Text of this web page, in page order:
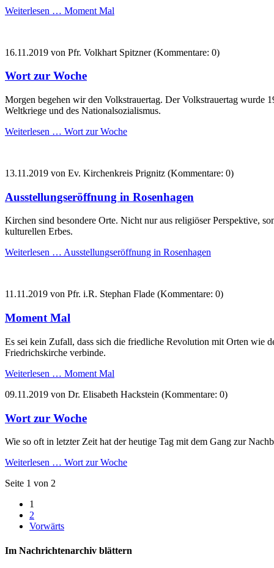
Weiterlesen … Moment Mal
16.11.2019 von Pfr. Volkhart Spitzner (Kommentare: 0)
Wort zur Woche
Morgen begehen wir den Volkstrauertag. Der Volkstrauertag wurde
Weltkriege und des Nationalsozialismus.
Weiterlesen … Wort zur Woche
13.11.2019 von Ev. Kirchenkreis Prignitz (Kommentare: 0)
Ausstellungseröffnung in Rosenhagen
Kirchen sind besondere Orte. Nicht nur aus religiöser Perspektive,
kulturellen Erbes.
Weiterlesen … Ausstellungseröffnung in Rosenhagen
11.11.2019 von Pfr. i.R. Stephan Flade (Kommentare: 0)
Moment Mal
Es sei kein Zufall, dass sich die friedliche Revolution mit Orten wie
Friedrichskirche verbinde.
Weiterlesen … Moment Mal
09.11.2019 von Dr. Elisabeth Hackstein (Kommentare: 0)
Wort zur Woche
Wie so oft in letzter Zeit hat der heutige Tag mit dem Gang zur
Weiterlesen … Wort zur Woche
Seite 1 von 2
1
2
Vorwärts
Im Nachrichtenarchiv blättern